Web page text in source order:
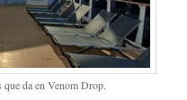
que da en Venom Drop.